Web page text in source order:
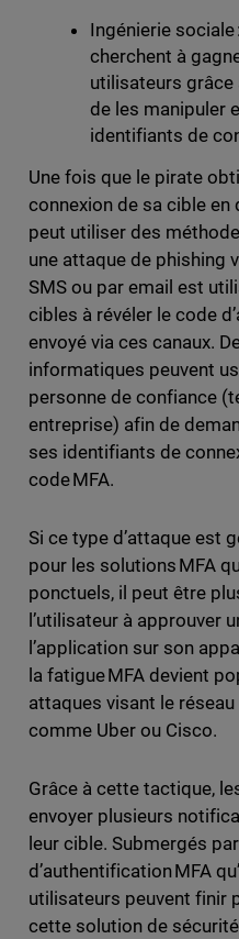
Ingénierie
cherchent à
utilisateurs grâce
de les manipuler
identifiants de
Une fois que le pirate
connexion de sa cible en
peut utiliser des
une attaque de phishing
SMS ou par email est
cibles à révéler le code
envoyé via ces canaux.
informatiques peuvent
personne de confiance
entreprise) afin de
ses identifiants de
code MFA.
Si ce type d’attaque est
pour les solutions MFA
ponctuels, il peut être
l’utilisateur à approuver
l’application sur son
la fatigue MFA devient
attaques visant le
comme Uber ou Cisco.
Grâce à cette tactique,
envoyer plusieurs
leur cible. Submergés
d’authentification MFA
utilisateurs peuvent finir
cette solution de